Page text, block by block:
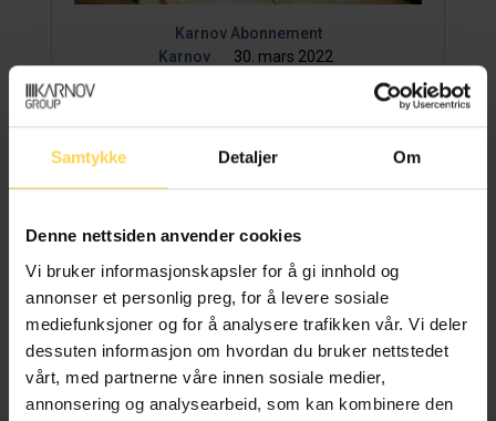
Samtykke Detaljer Om
Denne nettsiden anvender cookies
Vi bruker informasjonskapsler for å gi innhold og
annonser et personlig preg, for å levere sosiale
mediefunksjoner og for å analysere trafikken vår. Vi deler
dessuten informasjon om hvordan du bruker nettstedet
vårt, med partnerne våre innen sosiale medier,
annonsering og analysearbeid, som kan kombinere den
Karnov Abonnement
Karnov
30. mars 2022
menneskerettighetskonvensjoner
og Norges Grunnlov
Karnov sine fageksperter har utarbeidet
lovene og konvensjonene i Norge,...
Les artikkel